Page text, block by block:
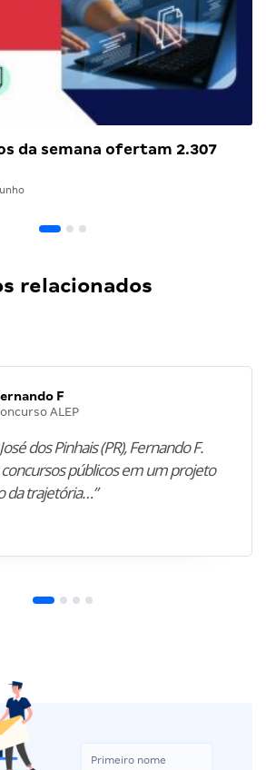
da semana ofertam 2.307
relacionados
F
ALEP
dos Pinhais (PR), Fernando F.
públicos em um projeto
da trajetória…”